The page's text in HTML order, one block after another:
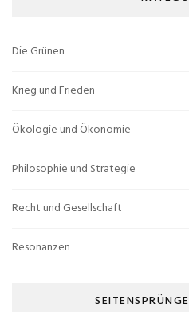
Die Grünen
Krieg und Frieden
Ökologie und Ökonomie
Philosophie und Strategie
Recht und Gesellschaft
Resonanzen